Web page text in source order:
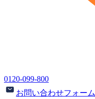
0120-099-800
お問い合わせフォーム